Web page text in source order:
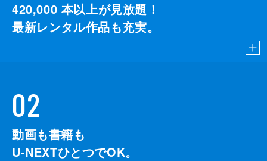
420,000 本以上が見放題！
最新レンタル作品も充実。
02
動画も書籍も
U-NEXTひとつでOK。